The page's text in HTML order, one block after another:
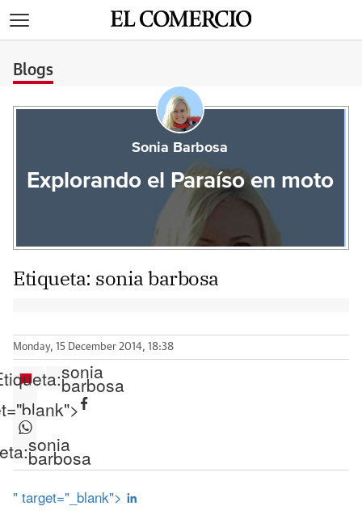
Blogs
Sonia Barbosa
Explorando el Paraíso en moto
Etiqueta: sonia barbosa
Monday, 15 December 2014, 18:38
sonia
barbosa
sonia
barbosa
" target="_blank">